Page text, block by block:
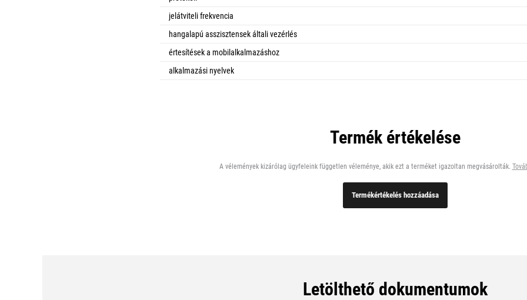
jelátviteli frekvencia
hangalapú asszisztensek általi vezérlés
értesítések a mobilalkalmazáshoz
alkalmazási nyelvek
Termék értékelése
A vélemények kizárólag ügyfeleink független véleménye, akik ezt a terméket igazoltan megvásárolták.
Termékértékelés hozzáadása
Letölthető dokumentumok